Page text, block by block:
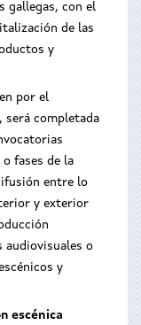
gallegas, con el
de las
y
por el
completada
fases de la
entre lo
y exterior
audiovisuales o
y
escénica